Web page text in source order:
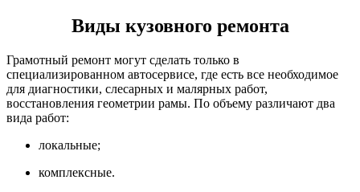
Виды кузовного ремонта
Грамотный ремонт могут сделать только в
специализированном автосервисе, где есть все необходимое
для диагностики, слесарных и малярных работ,
восстановления геометрии рамы. По объему различают два
вида работ:
локальные;
комплексные.